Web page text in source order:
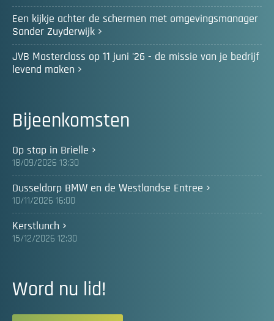
Een kijkje achter de schermen met omgevingsmanager
Sander Zuyderwijk
JVB Masterclass op 11 juni '26 - de missie van je bedrijf
levend maken
Bijeenkomsten
Op stap in Brielle
18/09/2026 13:30
Dusseldorp BMW en de Westlandse Entree
10/11/2026 16:00
Kerstlunch
15/12/2026 12:30
Word nu lid!